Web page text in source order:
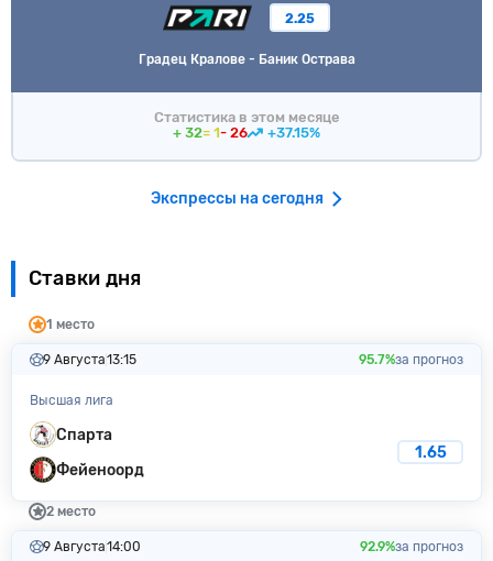
2.25
Градец Кралове - Баник Острава
Статистика в этом месяце
+ 32= 1- 26 +37.15%
Экспрессы на сегодня
Ставки дня
1 место
9 Августа13:15 95.7%за прогноз
Высшая лига
Спарта
Фейеноорд
1.65
2 место
9 Августа14:00 92.9%за прогноз